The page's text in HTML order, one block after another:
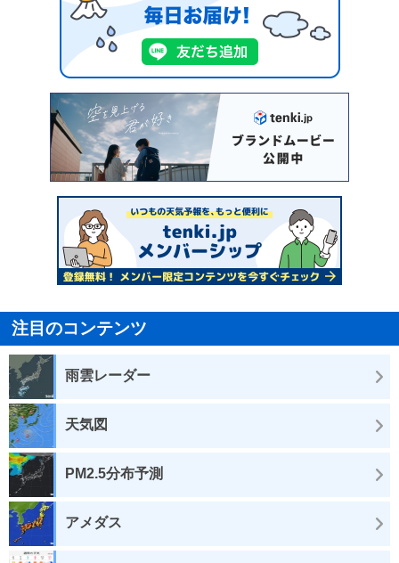
注目のコンテンツ
雨雲レーダー
天気図
PM2.5分布予測
アメダス